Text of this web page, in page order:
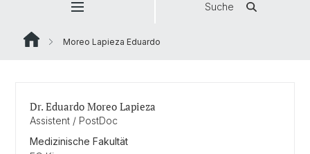
Suche
Moreo Lapieza Eduardo
Dr. Eduardo Moreo Lapieza
Assistent / PostDoc
Medizinische Fakultät